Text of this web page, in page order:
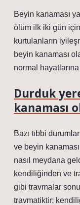
Beyin kanaması
ölüm ilk iki gün
kurtulanların
beyin kanaması
normal
Durduk
kanaması
Bazı tıbbi
ve beyin
nasıl meydana
kendiliğinden ve
gibi travmalar
travmatiktir;